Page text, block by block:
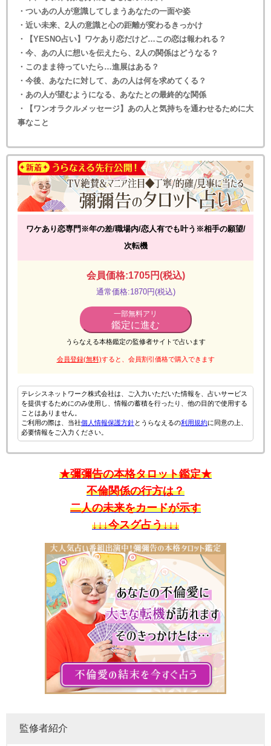
・ついあの人が意識してしまうあなたの一面や姿
・近い未来、2人の意識と心の距離が変わるきっかけ
・【YESNO占い】ワケあり恋だけど…この恋は報われる？
・今、あの人に想いを伝えたら、2人の関係はどうなる？
・このまま待っていたら…進展はある？
・今後、あなたに対して、あの人は何を求めてくる？
・あの人が望むようになる、あなたとの最終的な関係
・【ワンオラクルメッセージ】あの人と気持ちを通わせるために大
事なこと
ワケあり恋専門※年の差/職場内/恋人有でも叶う※相手の願望/
次転機
会員価格:1705円(税込)
通常価格:1870円(税込)
一部無料アリ
鑑定に進む
うらなえる本格鑑定の監修者サイトで占います
会員登録(無料)すると、会員割引価格で購入できます
テレシスネットワーク株式会社は、ご入力いただいた情報を、占いサービス
を提供するためにのみ使用し、情報の蓄積を行ったり、他の目的で使用する
ことはありません。
ご利用の際は、当社個人情報保護方針とうらなえるの利用規約に同意の上、
必要情報をご入力ください。
★彌彌告の本格タロット鑑定★
不倫関係の行方は？
二人の未来をカードが示す
↓↓↓今スグ占う↓↓↓
監修者紹介